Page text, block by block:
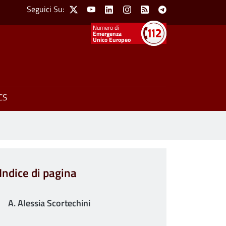
Social Menu
Seguici Su: X YoutubeLinkedinInstagram
Feed Telegram
Emergenza
Unico Europeo
Indice di pagina
A. Alessia Scortechini